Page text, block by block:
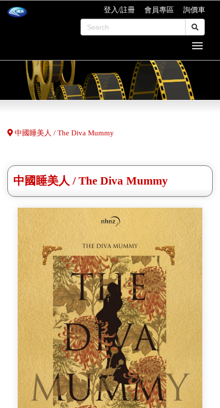
登入/註冊 會員專區 詢價車
中國睡美人 / The Diva Mummy
中國睡美人 / The Diva Mummy